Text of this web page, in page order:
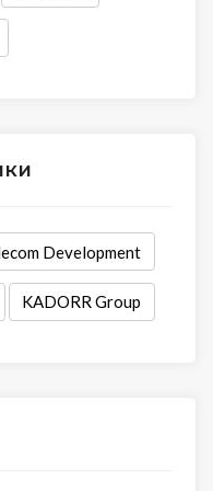
Development
KADORR Group